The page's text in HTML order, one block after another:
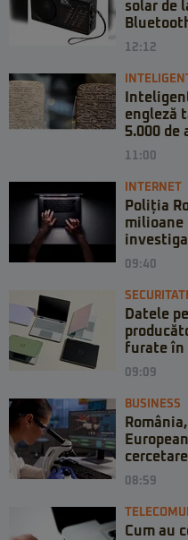
solar de
12:12
engleză
5.000 de
11:00
INTERNET
Poliția
milioane
09:40
Datele
furate în
09:09
BUSINESS
08:59
Cum au